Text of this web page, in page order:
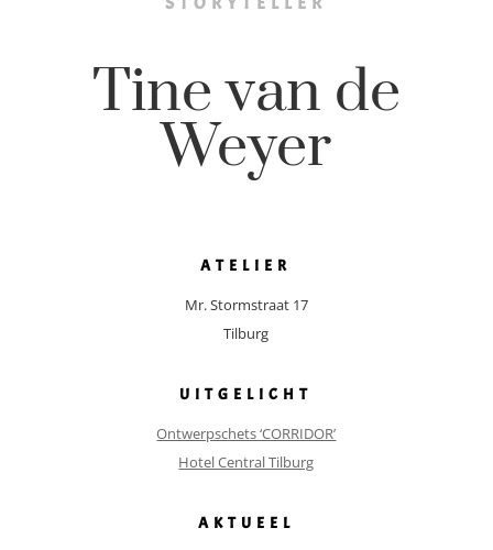
Tine van de
Weyer
ATELIER
Mr. Stormstraat 17
Tilburg
UITGELICHT
Ontwerpschets ‘CORRIDOR’
Hotel Central Tilburg
AKTUEEL